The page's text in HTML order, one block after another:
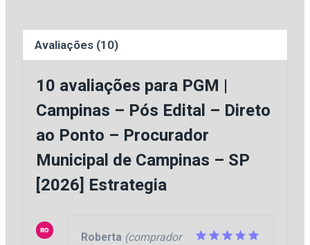
ao
Ponto
Procurador
Municipal
Campinas
SP
Estrategia
Avaliações (10)
10 avaliações para PGM |
Campinas – Pós Edital – Direto
ao Ponto – Procurador
Municipal de Campinas – SP
[2026] Estrategia
Roberta (comprador